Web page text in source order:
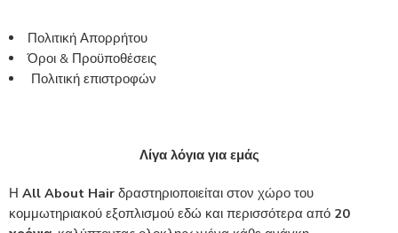
Πολιτική Απορρήτου
Όροι & Προϋποθέσεις
Πολιτική επιστροφών
Λίγα λόγια για εμάς
Η All About Hair δραστηριοποιείται στον χώρο του
κομμωτηριακού εξοπλισμού εδώ και περισσότερα από 20